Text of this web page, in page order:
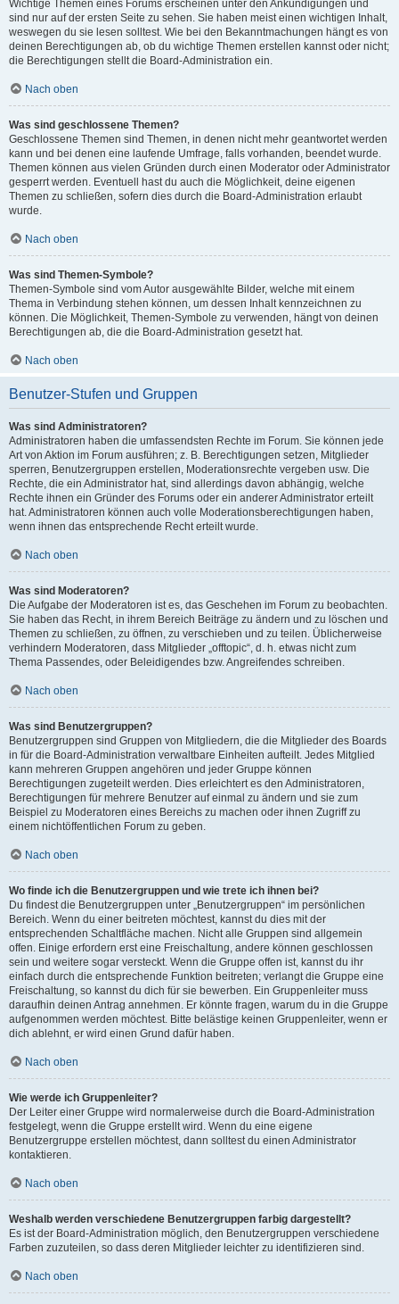
Wichtige Themen eines Forums erscheinen unter den Ankündigungen und
sind nur auf der ersten Seite zu sehen. Sie haben meist einen wichtigen Inhalt,
weswegen du sie lesen solltest. Wie bei den Bekanntmachungen hängt es von
deinen Berechtigungen ab, ob du wichtige Themen erstellen kannst oder nicht;
die Berechtigungen stellt die Board-Administration ein.
Nach oben
Was sind geschlossene Themen?
Geschlossene Themen sind Themen, in denen nicht mehr geantwortet werden
kann und bei denen eine laufende Umfrage, falls vorhanden, beendet wurde.
Themen können aus vielen Gründen durch einen Moderator oder Administrator
gesperrt werden. Eventuell hast du auch die Möglichkeit, deine eigenen
Themen zu schließen, sofern dies durch die Board-Administration erlaubt
wurde.
Nach oben
Was sind Themen-Symbole?
Themen-Symbole sind vom Autor ausgewählte Bilder, welche mit einem
Thema in Verbindung stehen können, um dessen Inhalt kennzeichnen zu
können. Die Möglichkeit, Themen-Symbole zu verwenden, hängt von deinen
Berechtigungen ab, die die Board-Administration gesetzt hat.
Nach oben
Benutzer-Stufen und Gruppen
Was sind Administratoren?
Administratoren haben die umfassendsten Rechte im Forum. Sie können jede
Art von Aktion im Forum ausführen; z. B. Berechtigungen setzen, Mitglieder
sperren, Benutzergruppen erstellen, Moderationsrechte vergeben usw. Die
Rechte, die ein Administrator hat, sind allerdings davon abhängig, welche
Rechte ihnen ein Gründer des Forums oder ein anderer Administrator erteilt
hat. Administratoren können auch volle Moderationsberechtigungen haben,
wenn ihnen das entsprechende Recht erteilt wurde.
Nach oben
Was sind Moderatoren?
Die Aufgabe der Moderatoren ist es, das Geschehen im Forum zu beobachten.
Sie haben das Recht, in ihrem Bereich Beiträge zu ändern und zu löschen und
Themen zu schließen, zu öffnen, zu verschieben und zu teilen. Üblicherweise
verhindern Moderatoren, dass Mitglieder „offtopic“, d. h. etwas nicht zum
Thema Passendes, oder Beleidigendes bzw. Angreifendes schreiben.
Nach oben
Was sind Benutzergruppen?
Benutzergruppen sind Gruppen von Mitgliedern, die die Mitglieder des Boards
in für die Board-Administration verwaltbare Einheiten aufteilt. Jedes Mitglied
kann mehreren Gruppen angehören und jeder Gruppe können
Berechtigungen zugeteilt werden. Dies erleichtert es den Administratoren,
Berechtigungen für mehrere Benutzer auf einmal zu ändern und sie zum
Beispiel zu Moderatoren eines Bereichs zu machen oder ihnen Zugriff zu
einem nichtöffentlichen Forum zu geben.
Nach oben
Wo finde ich die Benutzergruppen und wie trete ich ihnen bei?
Du findest die Benutzergruppen unter „Benutzergruppen“ im persönlichen
Bereich. Wenn du einer beitreten möchtest, kannst du dies mit der
entsprechenden Schaltfläche machen. Nicht alle Gruppen sind allgemein
offen. Einige erfordern erst eine Freischaltung, andere können geschlossen
sein und weitere sogar versteckt. Wenn die Gruppe offen ist, kannst du ihr
einfach durch die entsprechende Funktion beitreten; verlangt die Gruppe eine
Freischaltung, so kannst du dich für sie bewerben. Ein Gruppenleiter muss
daraufhin deinen Antrag annehmen. Er könnte fragen, warum du in die Gruppe
aufgenommen werden möchtest. Bitte belästige keinen Gruppenleiter, wenn er
dich ablehnt, er wird einen Grund dafür haben.
Nach oben
Wie werde ich Gruppenleiter?
Der Leiter einer Gruppe wird normalerweise durch die Board-Administration
festgelegt, wenn die Gruppe erstellt wird. Wenn du eine eigene
Benutzergruppe erstellen möchtest, dann solltest du einen Administrator
kontaktieren.
Nach oben
Weshalb werden verschiedene Benutzergruppen farbig dargestellt?
Es ist der Board-Administration möglich, den Benutzergruppen verschiedene
Farben zuzuteilen, so dass deren Mitglieder leichter zu identifizieren sind.
Nach oben